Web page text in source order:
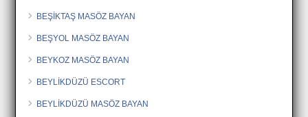
BEŞİKTAŞ MASÖZ BAYAN
BEŞYOL MASÖZ BAYAN
BEYKOZ MASÖZ BAYAN
BEYLİKDÜZÜ ESCORT
BEYLİKDÜZÜ MASÖZ BAYAN